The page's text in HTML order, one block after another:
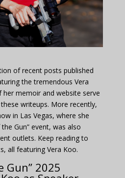
of recent posts published
the tremendous Vera
her memoir and website serve
writeups. More recently,
in Las Vegas, where she
Gun” event, was also
outlets. Keep reading to
all featuring Vera Koo.
Gun” 2025